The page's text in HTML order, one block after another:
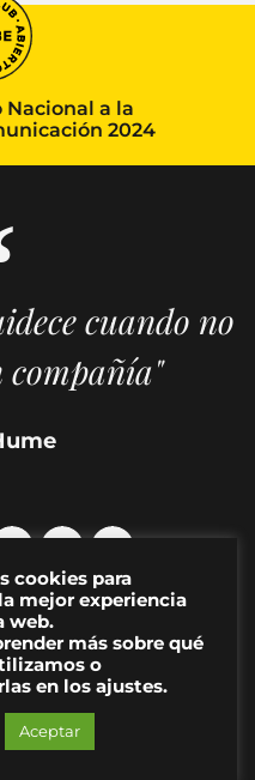
Nacional a la
2024
cuando no
compañía"
artes visuales y cultura
| Aviso Legal|Contacto
cookies para
mejor experiencia
web.
más sobre qué
o
en los ajustes.
Aceptar